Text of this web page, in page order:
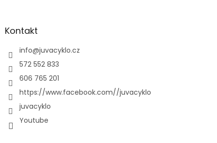
Kontakt
info@juvacyklo.cz
572 552 833
606 765 201
https://www.facebook.com//juvacyklo
juvacyklo
Youtube